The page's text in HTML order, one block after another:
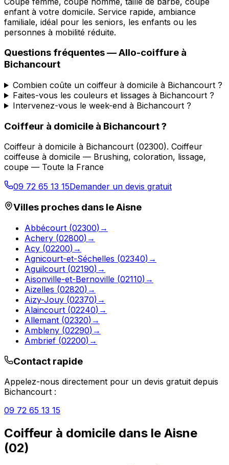
enfant à votre domicile. Service rapide, ambiance
familiale, idéal pour les seniors, les enfants ou les
personnes à mobilité réduite.
Questions fréquentes —Allo-coiffure à
Bichancourt
Combien coûte un coiffeur à domicile à Bichancourt ?
Faites-vous les couleurs et lissages à Bichancourt ?
Intervenez-vous le week-end à Bichancourt ?
Coiffeur à domicile à Bichancourt?
Coiffeur à domicile à Bichancourt (02300). Coiffeur
coiffeuse à domicile — Brushing, coloration, lissage,
coupe — Toute la France
09 72 65 13 15Demander un devis gratuit
Villes proches dans leAisne
Abbécourt (02300) →
Achery (02800) →
Acy (02200) →
Agnicourt-et-Séchelles (02340) →
Aguilcourt (02190) →
Aisonville-et-Bernoville (02110) →
Aizelles (02820) →
Aizy-Jouy (02370) →
Alaincourt (02240) →
Allemant (02320) →
Ambleny (02290) →
Ambrief (02200) →
Contact rapide
Appelez-nous directement pour un devis gratuit depuis
Bichancourt :
09 72 65 13 15
Coiffeur à domicile dans le Aisne
(02)